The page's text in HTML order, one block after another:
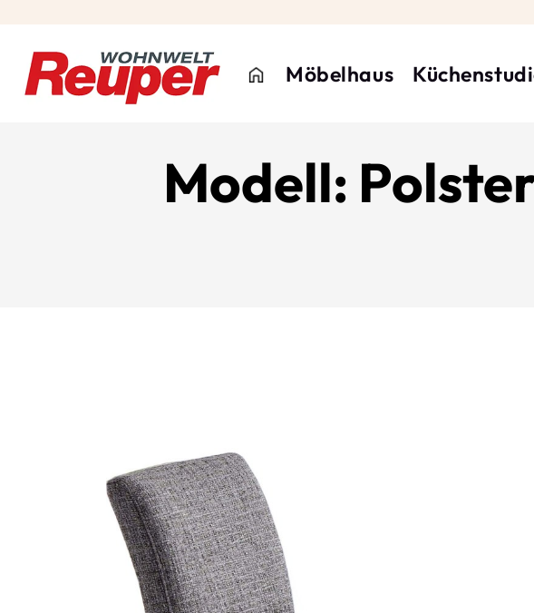
Möbelhaus
Modell: